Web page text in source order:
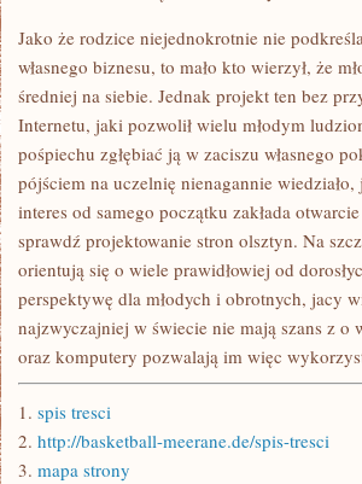
WĄTPLIWOŚCI,
MIMO
CIĄGŁEGO
Jako że rodzice niejednokrotnie nie
własnego biznesu, to mało kto wierzył, że
średniej na siebie. Jednak projekt ten bez
Internetu, jaki pozwolił wielu młodym
pośpiechu zgłębiać ją w zaciszu własnego
pójściem na uczelnię nienagannie
interes od samego początku zakłada
sprawdź projektowanie stron olsztyn. Na
orientują się o wiele prawidłowiej od
perspektywę dla młodych i obrotnych, jacy
najzwyczajniej w świecie nie mają szans z
oraz komputery pozwalają im więc
1. spis tresci
2. http://basketball-meerane.de/spis-tresci
3. mapa strony